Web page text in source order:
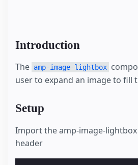
Introduction
The amp-image-lightbox
user to expand an image to fill
Setup
Import the amp-image-
header